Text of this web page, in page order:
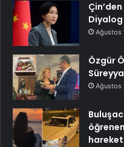
Diyalog
Ağustos
Özgür
Ağustos
hareket